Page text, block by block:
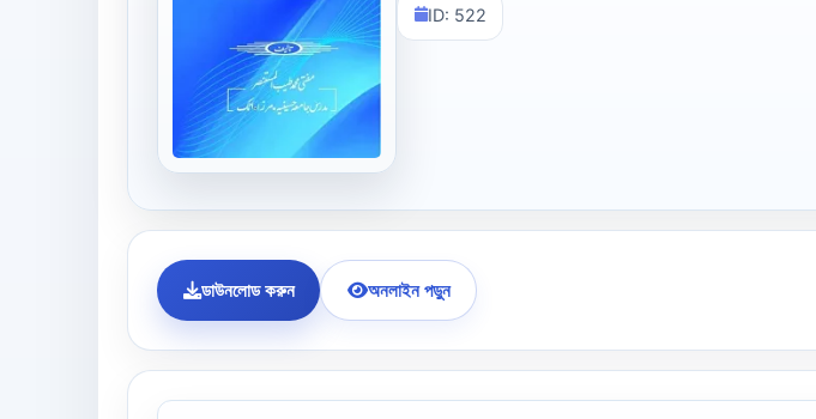
ID: 522
ডাউনলোড করুন অনলাইন পড়ুন